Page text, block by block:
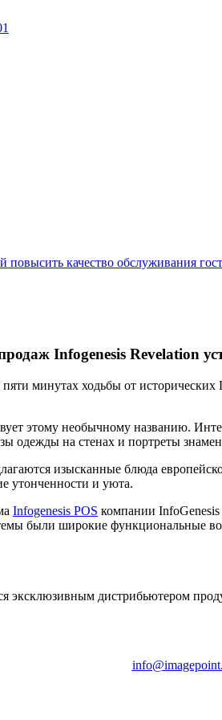
Infogenesis Revelation
минутах ходьбы от исторических
этому необычному названию.
одежды на стенах и портреты
изысканные блюда
утонченности и уюта.
Infogenesis POS компании
были широкие функциональные
дистрибьютером